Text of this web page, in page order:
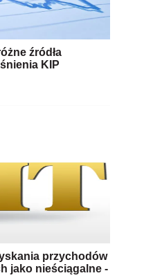
źródła
KIP
przychodów
jako nieściągalne -